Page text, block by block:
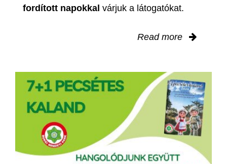
fordított napokkal várjuk a látogatókat.
Read more